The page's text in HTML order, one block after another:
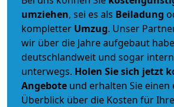
umziehen, sei es als Beiladung
kompletter Umzug. Unser
wir über die Jahre aufgebaut
deutschlandweit und sogar
unterwegs. Holen Sie sich jetzt
Angebote und erhalten Sie einen
Überblick über die Kosten für